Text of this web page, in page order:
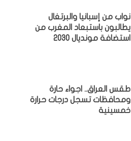
نواب من إسبانيا والبرتغال
يطالبون باستبعاد المغرب من
استضافة مونديال 2030
طقس العراق.. اجواء حارة
ومحافظات تسجل درجات حرارة
خمسينية